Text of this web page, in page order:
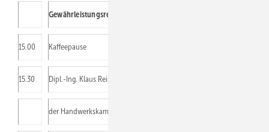
Gewährleistungsrecht im Werkvertrag
15.00 Kaffeepause
15.30 Dipl.-Ing. Klaus Reisner, Ingenieurbüro für Kältetechnik
der Handwerkskammer Dortmund öffentlich bestellter und vereidigter